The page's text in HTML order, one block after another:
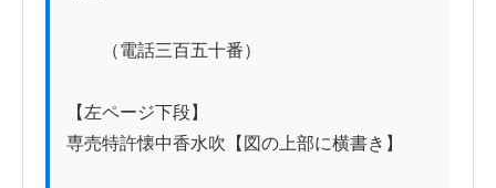
（電話三百五十番）
【左ページ下段】
専売特許懐中香水吹【図の上部に横書き】